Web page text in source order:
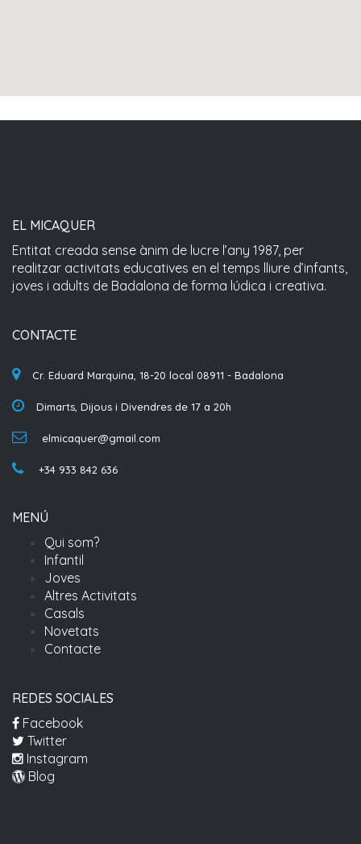
EL MICAQUER
Entitat creada sense ànim de lucre l’any 1987, per
realitzar activitats educatives en el temps lliure d’infants,
joves i adults de Badalona de forma lúdica i creativa.
CONTACTE
Cr. Eduard Marquina, 18-20 local 08911 - Badalona
Dimarts, Dijous i Divendres de 17 a 20h
elmicaquer@gmail.com
+34 933 842 636
MENÚ
Qui som?
Infantil
Joves
Altres Activitats
Casals
Novetats
Contacte
REDES SOCIALES
Facebook
Twitter
Instagram
Blog